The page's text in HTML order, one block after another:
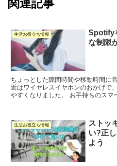
関連記事
生活お役立ち情報
Spotify
な制限
ちょっとした隙間時間や移動時間に
近はワイヤレスイヤホンのおかげで
やすくなりました。 お手持ちのスマ
生活お役立ち情報
ストッ
い?正
よう